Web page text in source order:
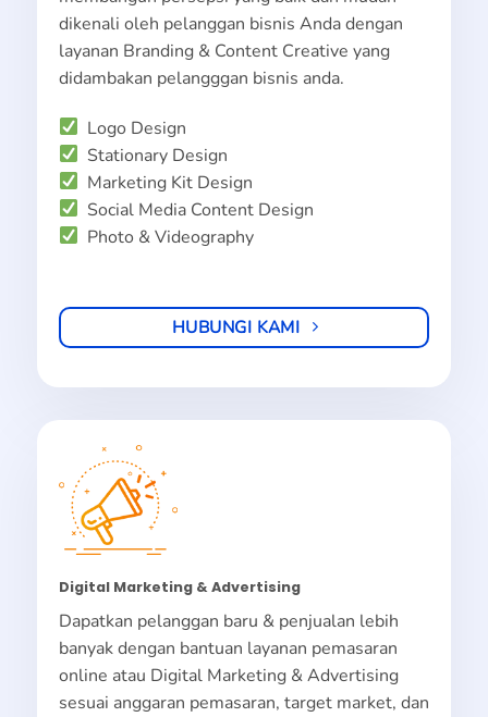
dikenali oleh pelanggan bisnis Anda dengan
layanan Branding & Content Creative yang
didambakan pelangggan bisnis anda.
Logo Design
Stationary Design
Marketing Kit Design
Social Media Content Design
Photo & Videography
HUBUNGI KAMI
Digital Marketing & Advertising
Dapatkan pelanggan baru & penjualan lebih
banyak dengan bantuan layanan pemasaran
online atau Digital Marketing & Advertising
sesuai anggaran pemasaran, target market, dan